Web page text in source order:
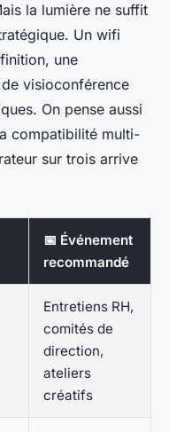
la lumière ne suffit
Un wifi
une
visioconférence
On pense aussi
compatibilité multi-
sur trois arrive
📅 Événement
recommandé
Entretiens RH,
comités de
direction,
ateliers
créatifs